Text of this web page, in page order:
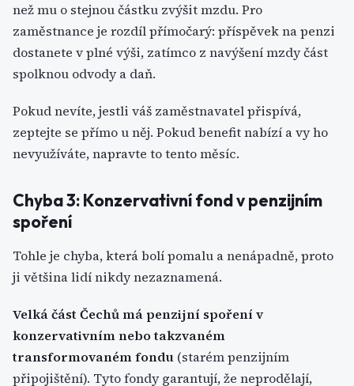
než mu o stejnou částku zvýšit mzdu. Pro
zaměstnance je rozdíl přímočarý: příspěvek na penzi
dostanete v plné výši, zatímco z navýšení mzdy část
spolknou odvody a daň.
Pokud nevíte, jestli váš zaměstnavatel přispívá,
zeptejte se přímo u něj. Pokud benefit nabízí a vy ho
nevyužíváte, napravte to tento měsíc.
Chyba 3: Konzervativní fond v penzijním
spoření
Tohle je chyba, která bolí pomalu a nenápadně, proto
ji většina lidí nikdy nezaznamená.
Velká část Čechů má penzijní spoření v
konzervativním nebo takzvaném
transformovaném fondu (starém penzijním
připojištění). Tyto fondy garantují, že neprodělají,